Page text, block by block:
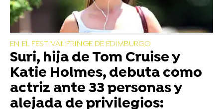
EN EL FESTIVAL FRINGE DE EDIMBURGO
Suri, hija de Tom Cruise y
Katie Holmes, debuta como
actriz ante 33 personas y
alejada de privilegios: